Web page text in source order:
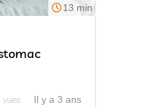
13 min
Il y a 3 ans